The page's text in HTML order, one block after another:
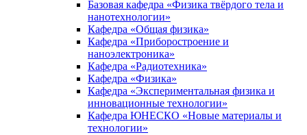
Базовая кафедра «Физика твёрдого тела и
нанотехнологии»
Кафедра «Общая физика»
Кафедра «Приборостроение и
наноэлектроника»
Кафедра «Радиотехника»
Кафедра «Физика»
Кафедра «Экспериментальная физика и
инновационные технологии»
Кафедра ЮНЕСКО «Новые материалы и
технологии»